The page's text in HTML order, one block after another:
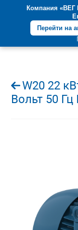
Компания «ВЕГ
Перейти на
W20 22
Вольт 50 Гц